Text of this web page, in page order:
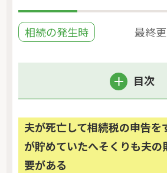
相続の発生時 最終
目次
夫が死亡して相続税の申告を
が貯めていたへそくりも夫の
要がある